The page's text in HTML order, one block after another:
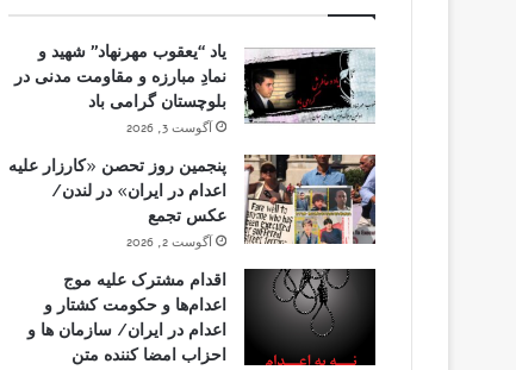
یاد “یعقوب مهرنهاد” شهید و
نمادِ مبارزه و مقاومت مدنی در
بلوچستان گرامی باد
آگوست 3, 2026
پنجمین روز تحصن «کارزار علیه
اعدام در ایران» در لندن/
عکس تجمع
آگوست 2, 2026
اقدام مشترک علیه موج
اعدام‌ها و حکومت کشتار و
اعدام در ایران/ سازمان ها و
احزاب امضا کننده متن